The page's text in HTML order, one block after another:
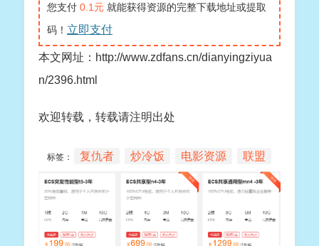
您支付 0.1元 就能获得资源的完整下载地址或提取
码！ 立即支付
本文网址：http://www.zdfans.cn/dianyingziyua
n/2396.html
欢迎转载，转载请注明出处
标签： 复仇者 炒冷饭 电影资源 联盟